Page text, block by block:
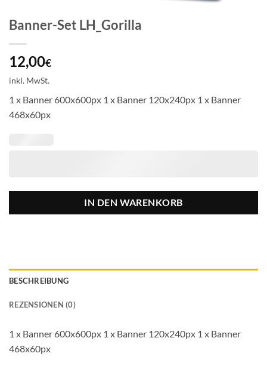
Banner-Set LH_Gorilla
12,00€
inkl. MwSt.
1 x Banner 600x600px 1 x Banner 120x240px 1 x Banner
468x60px
IN DEN WARENKORB
BESCHREIBUNG
REZENSIONEN (0)
1 x Banner 600x600px 1 x Banner 120x240px 1 x Banner
468x60px